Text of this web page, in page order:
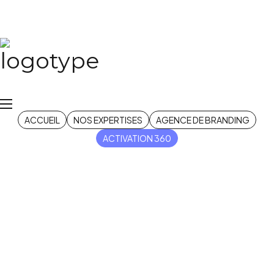
Activation 360
ACCUEIL NOS EXPERTISES
AGENCE DE BRANDING
ACTIVATION 360